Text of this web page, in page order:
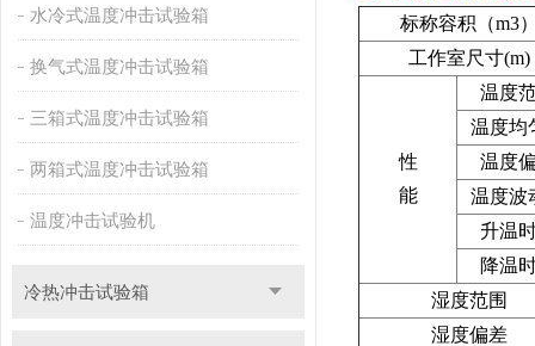
水冷式温度冲击试验箱
换气式温度冲击试验箱
三箱式温度冲击试验箱
两箱式温度冲击试验箱
温度冲击试验机
冷热冲击试验箱
标称容积（m3
工作室尺寸(m)
性
能
温度
温度均
温度
温度波
升温
降温
湿度范围
湿度偏差